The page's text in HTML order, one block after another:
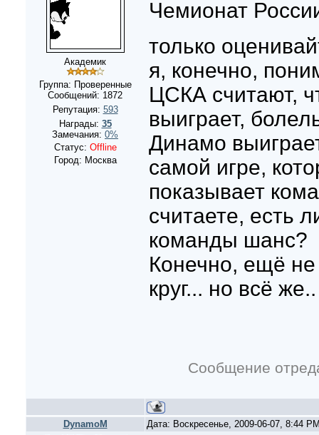
Академик
Группа: Проверенные
Сообщений: 1872
Репутация: 593
Награды: 35
Замечания: 0%
Статус: Offline
Город: Москва
Чемионат
только
я, конечно,
ЦСКА считают,
выиграет,
Динамо
самой игре,
показывает
считаете, есть
команды шанс?
Конечно, ещё
круг... но всё
Сообщение
DynamoM Дата: Воскресенье, 2009-06-07, 8:44